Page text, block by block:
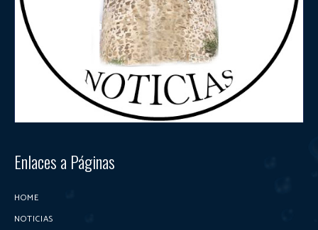
Enlaces a Páginas
HOME
NOTICIAS